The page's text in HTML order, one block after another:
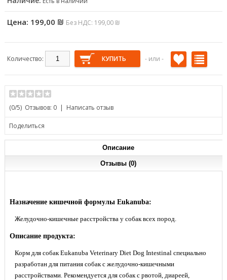
БИОЛОГИЧЕСКИ АКТИВНЫЕ
АВИАЦИОННЫЕ КЛЕТКИ
ПОДГОТОВКИ ВОДЫ И
ДЕЗИНФЕКЦИИ
ОСВЕЖИТЕЛИ ВОЗДУХА
Цена: 199,00 ₪ Без НДС: 199,00 ₪
Количество: - или -
(0/5) Отзывов: 0| Написать отзыв
Поделиться
Описание
Отзывы (0)
Назначение кишечной формулы Eukanuba:
Желудочно-кишечные расстройства у собак всех пород.
Описание продукта:
Корм для собак Eukanuba Veterinary Diet Dog Intestinal специально
разработан для питания собак с желудочно-кишечными
расстройствами. Рекомендуется для собак с рвотой, диареей,